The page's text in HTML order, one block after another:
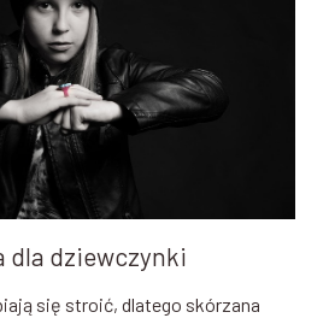
dla dziewczynki
się stroić, dlatego skórzana